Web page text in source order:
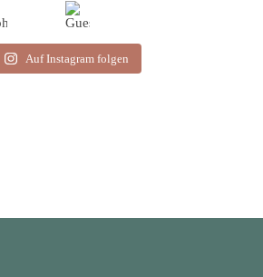
Auf Instagram folgen